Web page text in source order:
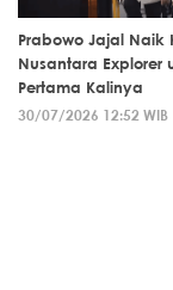
Prabowo Jajal Naik
Nusantara Explorer
Pertama Kalinya
30/07/2026 12:52 WIB